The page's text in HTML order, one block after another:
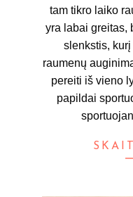
tam tikro laiko
yra labai greitas,
slenkstis,
raumenų
pereiti iš vieno
papildai